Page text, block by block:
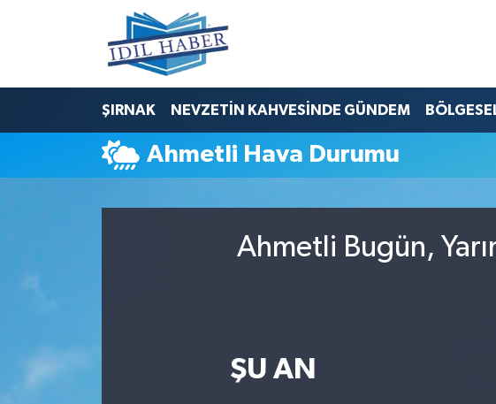
ŞIRNAK NEVZETİN KAHVESİNDE GÜNDEM
Ahmetli Hava Durumu
Ahmetli Bugün,
ŞU AN
Nöbetçi Eczaneler
Hava Durumu
Trafik Durumu